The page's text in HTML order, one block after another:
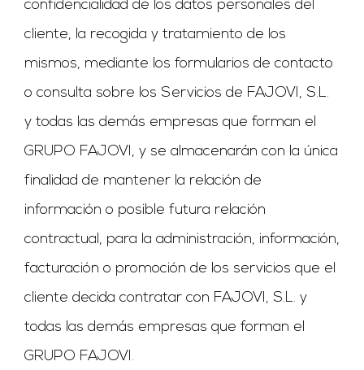
confidencialidad de los datos personales del
cliente, la recogida y tratamiento de los
mismos, mediante los formularios de contacto
o consulta sobre los Servicios de FAJOVI, S.L.
y todas las demás empresas que forman el
GRUPO FAJOVI, y se almacenarán con la única
finalidad de mantener la relación de
información o posible futura relación
contractual, para la administración, información,
facturación o promoción de los servicios que el
cliente decida contratar con FAJOVI, S.L. y
todas las demás empresas que forman el
GRUPO FAJOVI.